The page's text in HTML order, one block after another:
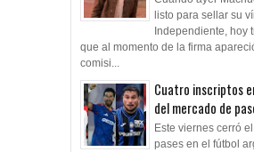
listo para sellar su
Independiente, hoy
que al momento de la firma
comisi...
Cuatro inscriptos
del mercado de
Este viernes cerró
pases en el fútbol